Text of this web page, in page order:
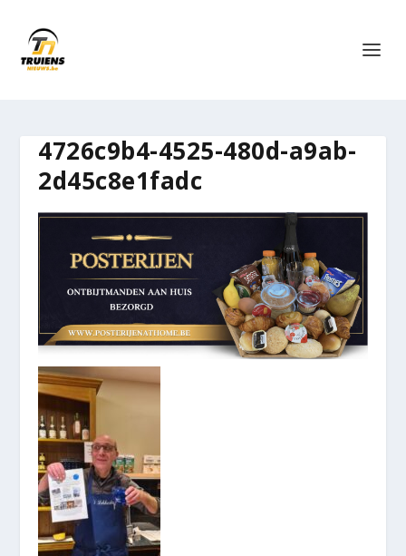
4726c9b4-4525-480d-a9ab-
2d45c8e1fadc